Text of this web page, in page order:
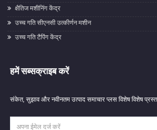
क्षैतिज मशीनिंग केंद्र
उच्च गति सीएनसी उत्कीर्णन मशीन
उच्च गति टैपिंग केंद्र
हमें सब्सक्राइब करें
संकेत, सुझाव और नवीनतम उत्पाद समाचार प्लस विशेष विशेष